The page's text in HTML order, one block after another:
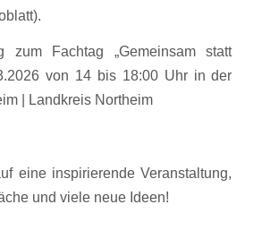
zum Fachtag „Gemeinsam statt
von 14 bis 18:00 Uhr in der
| Landkreis Northeim
eine inspirierende Veranstaltung,
und viele neue Ideen!